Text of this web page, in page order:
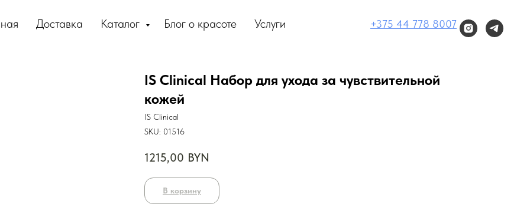
Доставка Каталог Блог о красоте Услуги +375 44 778 8007
IS Clinical Набор для ухода за чувствительной
кожей
IS Clinical
SKU: 01516
1215,00 BYN
В корзину